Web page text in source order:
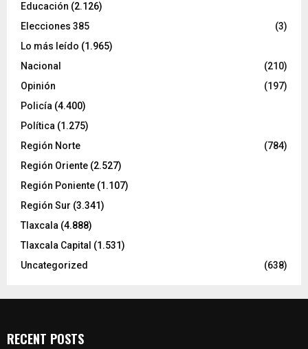
Educación (2.126)
Elecciones 385
(3)
Lo más leído (1.965)
Nacional
(210)
Opinión
(197)
Policía (4.400)
Política (1.275)
Región Norte
(784)
Región Oriente (2.527)
Región Poniente (1.107)
Región Sur (3.341)
Tlaxcala (4.888)
Tlaxcala Capital (1.531)
Uncategorized
(638)
RECENT POSTS